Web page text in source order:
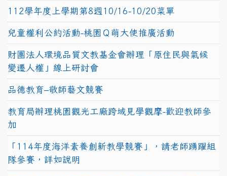
112學年度上學期第8週10/16-10/20菜單
兒童權利公約活動-桃園Ｑ萌大使推廣活動
財團法人環境品質文教基金會辦理「原住民與氣候
變遷人權」線上研討會
品德教育–敬師藝文競賽
教育局辦理桃園觀光工廠跨域見學觀摩-歡迎教師參
加
「114年度海洋素養創新教學競賽」，請老師踴躍組
隊參賽，詳如說明